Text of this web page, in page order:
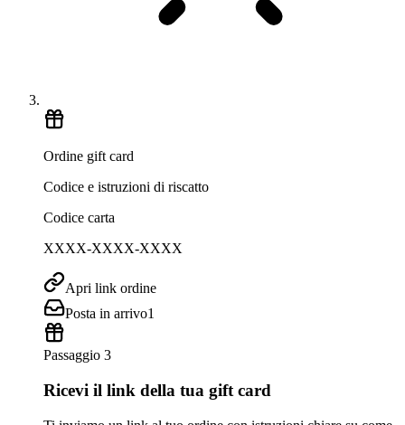
Ordine gift card
Codice e istruzioni di riscatto
Codice carta
XXXX-XXXX-XXXX
Apri link ordine
Posta in arrivo1
Passaggio 3
Ricevi il link della tua gift card